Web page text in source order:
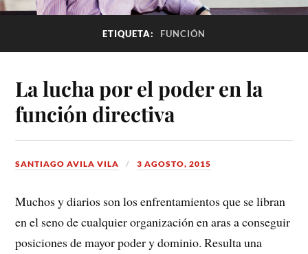
ETIQUETA: FUNCIÓN
La lucha por el poder en la
función directiva
SANTIAGO AVILA VILA 3 AGOSTO, 2015
Muchos y diarios son los enfrentamientos que se libran
en el seno de cualquier organización en aras a conseguir
posiciones de mayor poder y dominio. Resulta una